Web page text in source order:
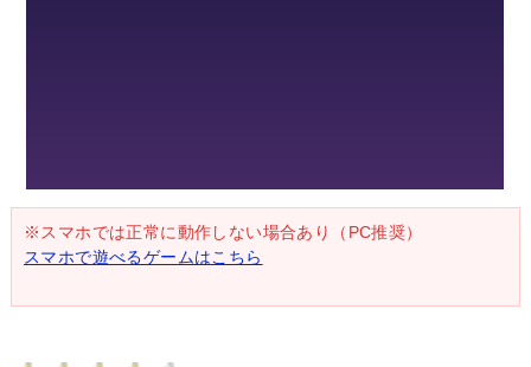
※スマホでは正常に動作しない場合あり（PC推奨）
スマホで遊べるゲームはこちら